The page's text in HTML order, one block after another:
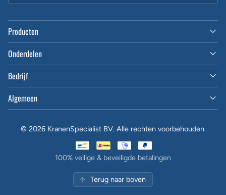
Producten
Onderdelen
Bedrijf
Algemeen
100% veilige & beveiligde betalingen
© 2026 KranenSpecialist BV. Alle rechten voorbehouden.
Terug naar boven